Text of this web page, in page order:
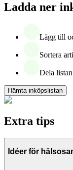
Ladda ner
Lägg till
Sortera
Dela
Hämta inköpslistan
Extra tips
Idéer för